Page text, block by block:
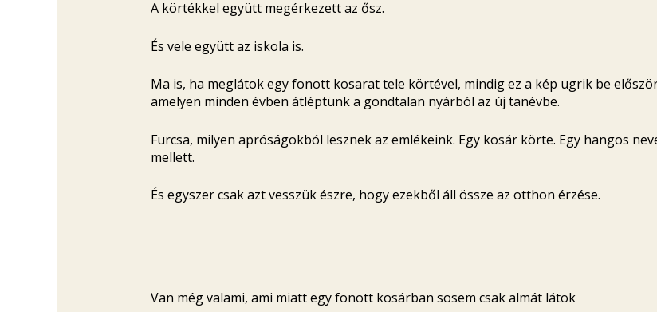
A körtékkel együtt megérkezett az ősz.
És vele együtt az iskola is.
Ma is, ha meglátok egy fonott kosarat tele körtével, mindig ez a kép ugrik be
amelyen minden évben átléptünk a gondtalan nyárból az új tanévbe.
Furcsa, milyen apróságokból lesznek az emlékeink. Egy kosár körte. Egy hangos
mellett.
És egyszer csak azt vesszük észre, hogy ezekből áll össze az otthon érzése.
Van még valami, ami miatt egy fonott kosárban sosem csak almát látok